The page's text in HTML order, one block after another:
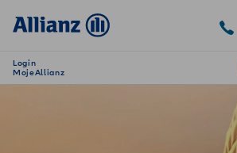
Login
MojeAllianz